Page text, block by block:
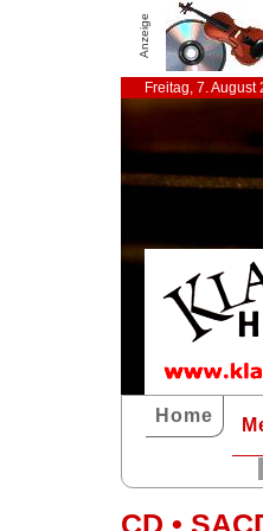
Anzeige
Freitag, 7. August
Home
CD •